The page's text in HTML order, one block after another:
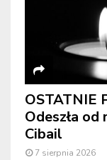
OSTATNIE
Odeszła
Cibail
7 sierpnia 2026